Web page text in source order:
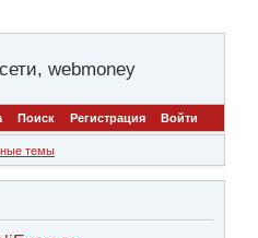
webmoney
Поиск Регистрация Войти
темы